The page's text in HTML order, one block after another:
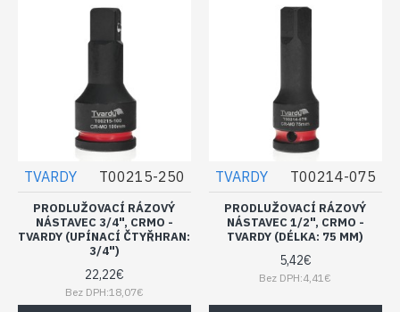
TVARDY T00215-250
PRODLUŽOVACÍ RÁZOVÝ
NÁSTAVEC 3/4", CRMO -
TVARDY (UPÍNACÍ ČTYŘHRAN:
3/4")
22,22€
Bez DPH:18,07€
TVARDY T00214-075
PRODLUŽOVACÍ RÁZOVÝ
NÁSTAVEC 1/2", CRMO -
TVARDY (DÉLKA: 75 MM)
5,42€
Bez DPH:4,41€